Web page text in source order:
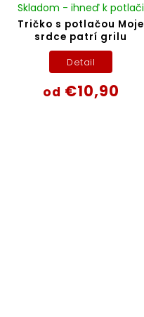
Tričko s potlačou Moje
srdce patrí grilu
Skladom - ihneď k potlači
od €10,90
Detail